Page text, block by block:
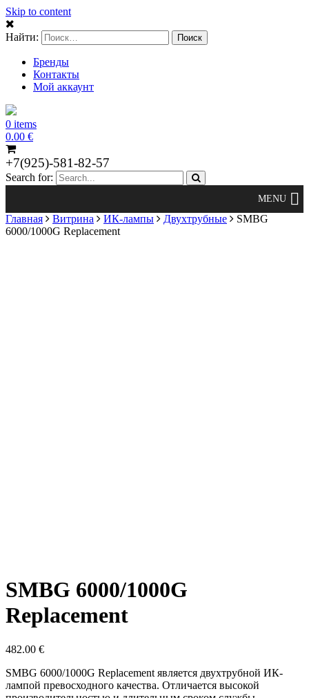
Skip to content
Найти:
Бренды
Контакты
Мой аккаунт
0 items
0.00 €
+7(925)-581-82-57
Search for:
Главная Витрина ИК-лампы Двухтрубные
SMBG
6000/1000G Replacement
SMBG 6000/1000G
Replacement
482.00 €
SMBG 6000/1000G Replacement является двухтрубной ИК-
лампой превосходного качества. Отличается высокой